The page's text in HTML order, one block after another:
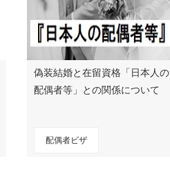
偽装結婚と在留資格「日本人の
配偶者等」との関係について
配偶者ビザ